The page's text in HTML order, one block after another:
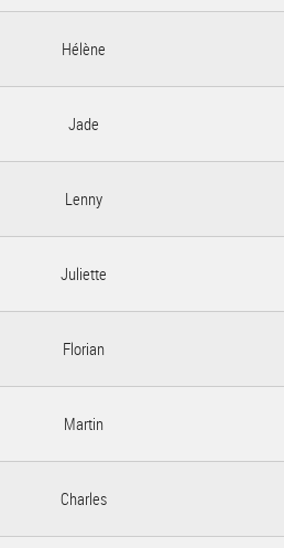
Hélène
Jade
Lenny
Juliette
Florian
Martin
Charles